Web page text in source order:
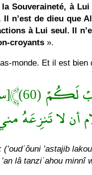
Souveraineté, à
n’est de dieu que
à Lui seul. Il
croyants».
monde. Et il est bien
اللهمَّ
أن لا تَنزِعَهُ
’astajib
lâ tanziʿahou minnî